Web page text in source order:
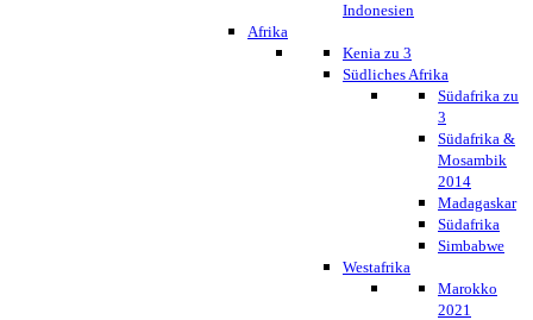
Indonesien
Afrika
Kenia zu 3
Südliches Afrika
Südafrika zu
3
Südafrika &
Mosambik
2014
Madagaskar
Südafrika
Simbabwe
Westafrika
Marokko
2021